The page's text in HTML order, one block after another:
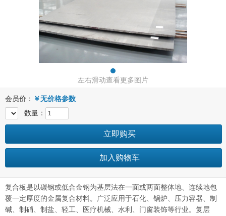
左右滑动查看更多图片
会员价： ￥无价格参数
数量：
立即购买
加入购物车
复合板是以碳钢或低合金钢为基层法在一面或两面整体地、连续地包
覆一定厚度的金属复合材料。广泛应用于石化、锅炉、压力容器、制
碱、制硝、制盐、轻工、医疗机械、水利、门窗装饰等行业。复层